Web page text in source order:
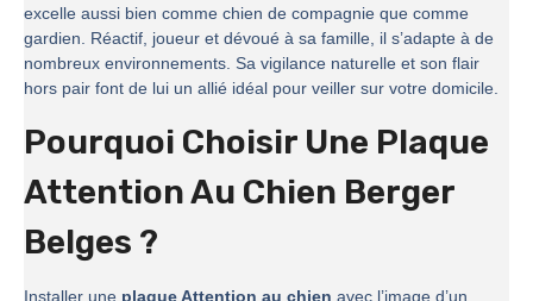
excelle aussi bien comme chien de compagnie que comme
gardien. Réactif, joueur et dévoué à sa famille, il s’adapte à de
nombreux environnements. Sa vigilance naturelle et son flair
hors pair font de lui un allié idéal pour veiller sur votre domicile.
Pourquoi Choisir Une Plaque
Attention Au Chien Berger
Belges ?
Installer une plaque Attention au chien avec l’image d’un